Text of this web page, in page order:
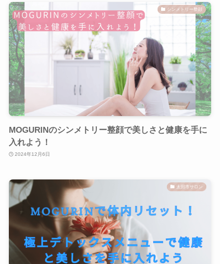
シンメトリー整顔
MOGURINのシンメトリー整顔で美しさと健康を手に
入れよう！
2024年12月6日
太田市サロン